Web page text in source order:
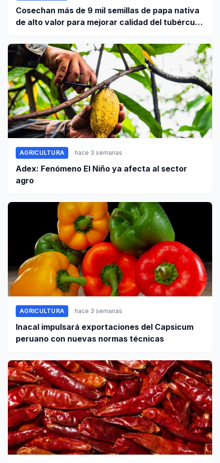
Cosechan más de 9 mil semillas de papa nativa
de alto valor para mejorar calidad del tubérculo
AGRICULTURA hace 3 semanas
Adex: Fenómeno El Niño ya afecta al sector
agro
AGRICULTURA hace 3 semanas
Inacal impulsará exportaciones del Capsicum
peruano con nuevas normas técnicas